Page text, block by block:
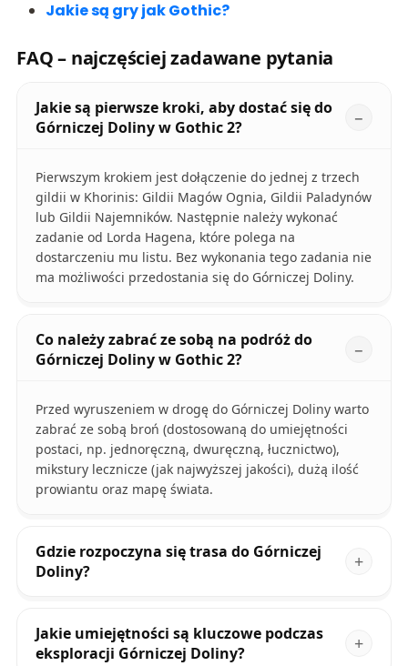
Jakie są gry jak Gothic?
FAQ – najczęściej zadawane pytania
Jakie są pierwsze kroki, aby dostać się do
Górniczej Doliny w Gothic 2?
Pierwszym krokiem jest dołączenie do jednej z trzech
gildii w Khorinis: Gildii Magów Ognia, Gildii Paladynów
lub Gildii Najemników. Następnie należy wykonać
zadanie od Lorda Hagena, które polega na
dostarczeniu mu listu. Bez wykonania tego zadania nie
ma możliwości przedostania się do Górniczej Doliny.
Co należy zabrać ze sobą na podróż do
Górniczej Doliny w Gothic 2?
Przed wyruszeniem w drogę do Górniczej Doliny warto
zabrać ze sobą broń (dostosowaną do umiejętności
postaci, np. jednoręczną, dwuręczną, łucznictwo),
mikstury lecznicze (jak najwyższej jakości), dużą ilość
prowiantu oraz mapę świata.
Gdzie rozpoczyna się trasa do Górniczej
Doliny?
Jakie umiejętności są kluczowe podczas
eksploracji Górniczej Doliny?